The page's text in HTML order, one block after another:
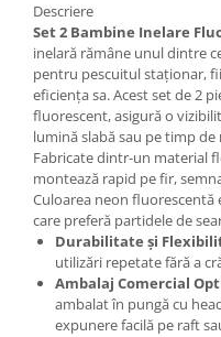
Descriere
Set 2 Bambine Inelare
inelară rămâne unul dintre
pentru pescuitul staționar,
eficiența sa. Acest set de 2
fluorescent, asigură o
lumină slabă sau pe timp de
Fabricate dintr-un material
montează rapid pe fir,
Culoarea neon
care preferă partidele de
Durabilitate și
utilizări repetate fără a
Ambalaj Comercial
ambalat în pungă cu
expunere facilă pe raft